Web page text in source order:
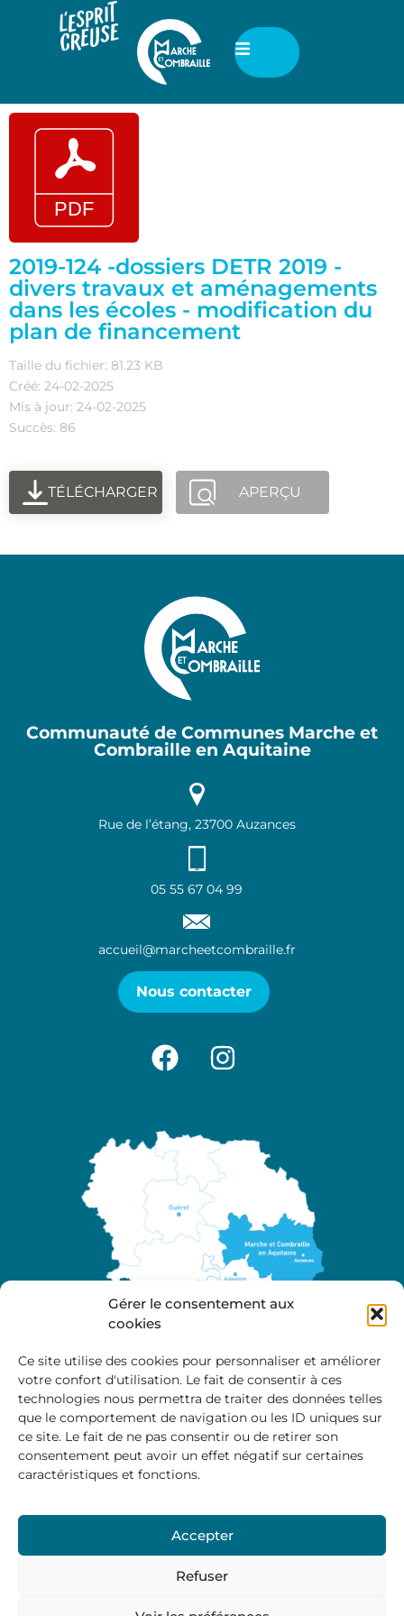
Gérer le consentement aux
cookies
Ce site utilise des cookies pour personnaliser et améliorer
votre confort d'utilisation. Le fait de consentir à ces
technologies nous permettra de traiter des données telles
que le comportement de navigation ou les ID uniques sur
ce site. Le fait de ne pas consentir ou de retirer son
consentement peut avoir un effet négatif sur certaines
caractéristiques et fonctions.
Accepter
Refuser
2019-124 -dossiers DETR 2019 -
divers travaux et aménagements
dans les écoles - modification du
plan de financement
Taille du fichier: 81.23 KB
Créé: 24-02-2025
Mis à jour: 24-02-2025
Succès: 86
TÉLÉCHARGER APERÇU
Communauté de Communes Marche et
Combraille en Aquitaine
Rue de l’étang, 23700 Auzances
05 55 67 04 99
accueil@marcheetcombraille.fr
Nous contacter
A propos
Site officiel de la Communauté de Communes
Marche et Combraille en Aquitaine
Horaires d’ouverture :
9:00 – 12:00 / 14:00 – 17:00
Vendredi: 9:00 – 12:00